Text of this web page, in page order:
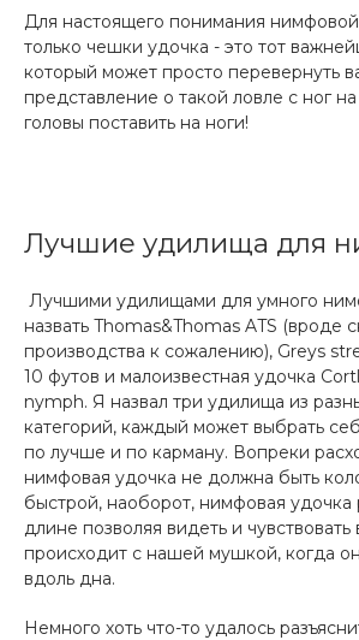
Для настоящего понимания
только чешки удочка - это тот
который может просто перевернуть
представление о такой ловле с ног
головы поставить на ноги!
Лучшие удилища для
Лучшими удилищами для умного
назвать Thomas&Thomas ATS (вроде
производства к сожалению), Greys
10 футов и малоизвестная удочка
nymph. Я назвал три удилища из
категорий, каждый может выбрать
по лучше и по карману. Вопреки
нимфовая удочка не должна быть
быстрой, наоборот, нимфовая удочка
длине позволяя видеть и чувствовать
происходит с нашей мушкой, когда
вдоль дна.
Немного хоть что-то удалось